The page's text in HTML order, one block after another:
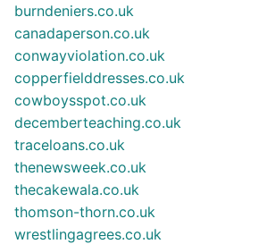
burndeniers.co.uk
canadaperson.co.uk
conwayviolation.co.uk
copperfielddresses.co.uk
cowboysspot.co.uk
decemberteaching.co.uk
traceloans.co.uk
thenewsweek.co.uk
thecakewala.co.uk
thomson-thorn.co.uk
wrestlingagrees.co.uk